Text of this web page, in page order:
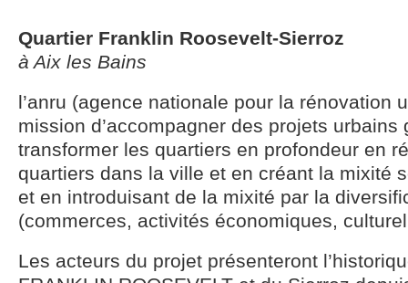
Quartier Franklin Roosevelt-Sierroz
à Aix les Bains
l’anru (agence nationale pour la rénovation
mission d’accompagner des projets urbains
transformer les quartiers en profondeur en
quartiers dans la ville et en créant la mixité
et en introduisant de la mixité par la
(commerces, activités économiques,
Les acteurs du projet présenteront